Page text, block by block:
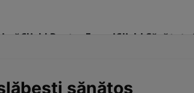
Click! Pentru FemeiClick! Sănătate
sănătos